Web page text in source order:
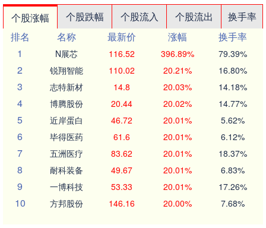
个股涨幅 个股跌幅 个股流入 个股流出
换手率
排名
名称 最新价 涨幅
换手率
1
N展芯 116.52 396.89% 79.39%
2 锐翔智能 110.02 20.21% 16.80%
3 志特新材 14.8 20.03% 14.18%
4 博腾股份 20.44 20.02% 14.77%
5 近岸蛋白 46.72 20.01% 5.62%
6 毕得医药 61.6 20.01% 6.12%
7 五洲医疗 83.62 20.01% 18.37%
8 耐科装备 49.67 20.01% 6.83%
9 一博科技 53.33 20.01% 17.26%
10 方邦股份 146.16 20.00% 7.68%